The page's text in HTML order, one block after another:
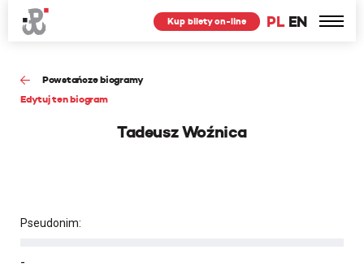
PL EN
Kup bilety on-line
Powstańcze biogramy
Edytuj ten biogram
Tadeusz Woźnica
Pseudonim:
-